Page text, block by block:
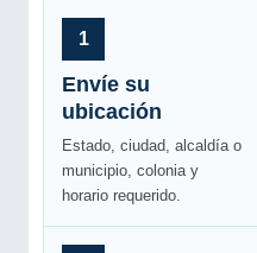
1
Envíe su
ubicación
Estado, ciudad, alcaldía o
municipio, colonia y
horario requerido.